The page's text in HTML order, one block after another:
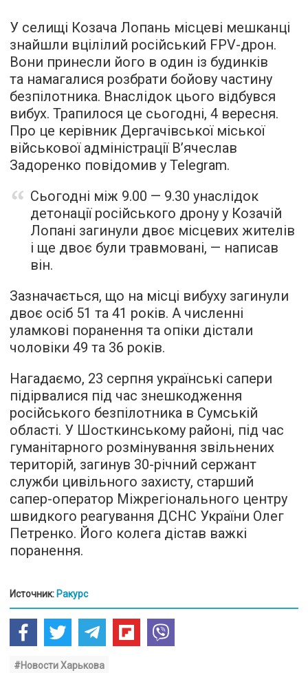
У селищі Козача Лопань місцеві мешканці
знайшли вцілілий російський FPV-дрон.
Вони принесли його в один із будинків
та намагалися розбрати бойову частину
безпілотника. Внаслідок цього відбувся
вибух. Трапилося це сьогодні, 4 вересня.
Про це керівник Дергачівської міської
військової адміністрації В’ячеслав
Задоренко повідомив у Telegram.
Сьогодні між 9.00 — 9.30 унаслідок
детонації російського дрону у Козачій
Лопані загинули двоє місцевих жителів
і ще двоє були травмовані, — написав
він.
Зазначається, що на місці вибуху загинули
двоє осіб 51 та 41 років. А численні
уламкові поранення та опіки дістали
чоловіки 49 та 36 років.
Нагадаємо, 23 серпня українські сапери
підірвалися під час знешкодження
російського безпілотника в Сумській
області. У Шосткинському районі, під час
гуманітарного розмінування звільнених
територій, загинув 30-річний сержант
служби цивільного захисту, старший
сапер-оператор Міжрегіонального центру
швидкого реагування ДСНС України Олег
Петренко. Його колега дістав важкі
поранення.
Источник: Ракурс
#Новости Харькова